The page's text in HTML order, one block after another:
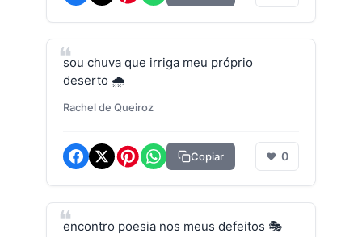
sou chuva que irriga meu próprio
deserto 🌧️
Rachel de Queiroz
Copiar ❤ 0
encontro poesia nos meus defeitos 🎭